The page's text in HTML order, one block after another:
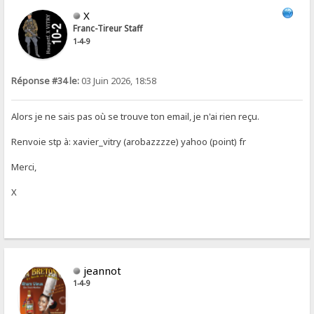
X
Franc-Tireur Staff
1-4-9
Réponse #34 le: 03 Juin 2026, 18:58
Alors je ne sais pas où se trouve ton email, je n'ai rien reçu.
Renvoie stp à: xavier_vitry (arobazzzze) yahoo (point) fr
Merci,
X
jeannot
1-4-9